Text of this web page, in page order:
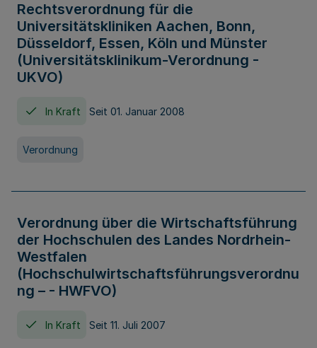
Rechtsverordnung für die
Universitätskliniken Aachen, Bonn,
Düsseldorf, Essen, Köln und Münster
(Universitätsklinikum-Verordnung -
UKVO)
In Kraft Seit 01. Januar 2008
Verordnung
Verordnung über die Wirtschaftsführung
der Hochschulen des Landes Nordrhein-
Westfalen
(Hochschulwirtschaftsführungsverordnu
ng – - HWFVO)
In Kraft Seit 11. Juli 2007